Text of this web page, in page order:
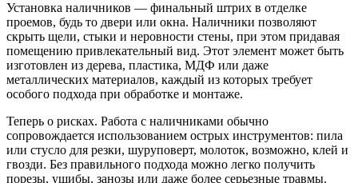
Установка наличников — финальный штрих в отделке
проемов, будь то двери или окна. Наличники позволяют
скрыть щели, стыки и неровности стены, при этом придавая
помещению привлекательный вид. Этот элемент может быть
изготовлен из дерева, пластика, МДФ или даже
металлических материалов, каждый из которых требует
особого подхода при обработке и монтаже.
Теперь о рисках. Работа с наличниками обычно
сопровождается использованием острых инструментов: пила
или стусло для резки, шуруповерт, молоток, возможно, клей и
гвозди. Без правильного подхода можно легко получить
порезы, ушибы, занозы или даже более серьезные травмы.